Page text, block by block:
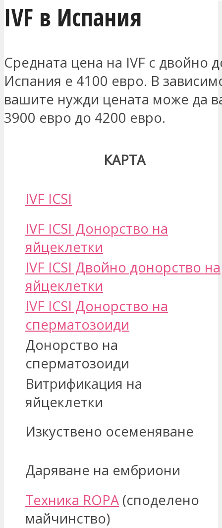
IVF в Испания
Средната цена на IVF с двойно
Испания е 4100 евро. В
вашите нужди цената може да
3900 евро до 4200 евро.
КАРТА
IVF ICSI
IVF ICSI Донорство на
яйцеклетки
IVF ICSI Двойно донорство на
яйцеклетки
IVF ICSI Донорство на
сперматозоиди
Донорство на
сперматозоиди
Витрификация на
яйцеклетки
Изкуствено осеменяване
Даряване на ембриони
Техника ROPA (споделено
майчинство)